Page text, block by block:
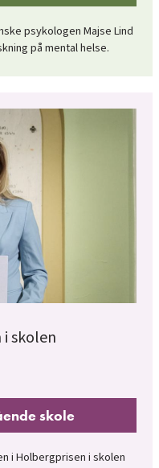
psykologen Majse Lind
på mental helse.
skolen
skole
i Holbergprisen i skolen